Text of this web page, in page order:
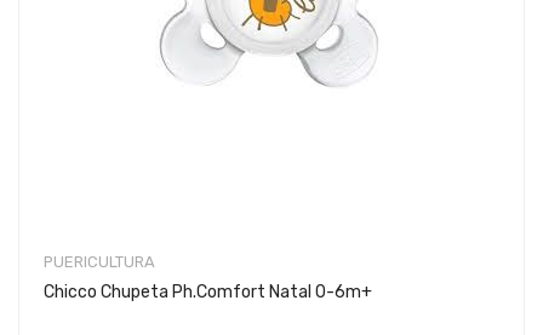
PUERICULTURA
Chicco Chupeta Ph.Comfort Natal 0-6m+